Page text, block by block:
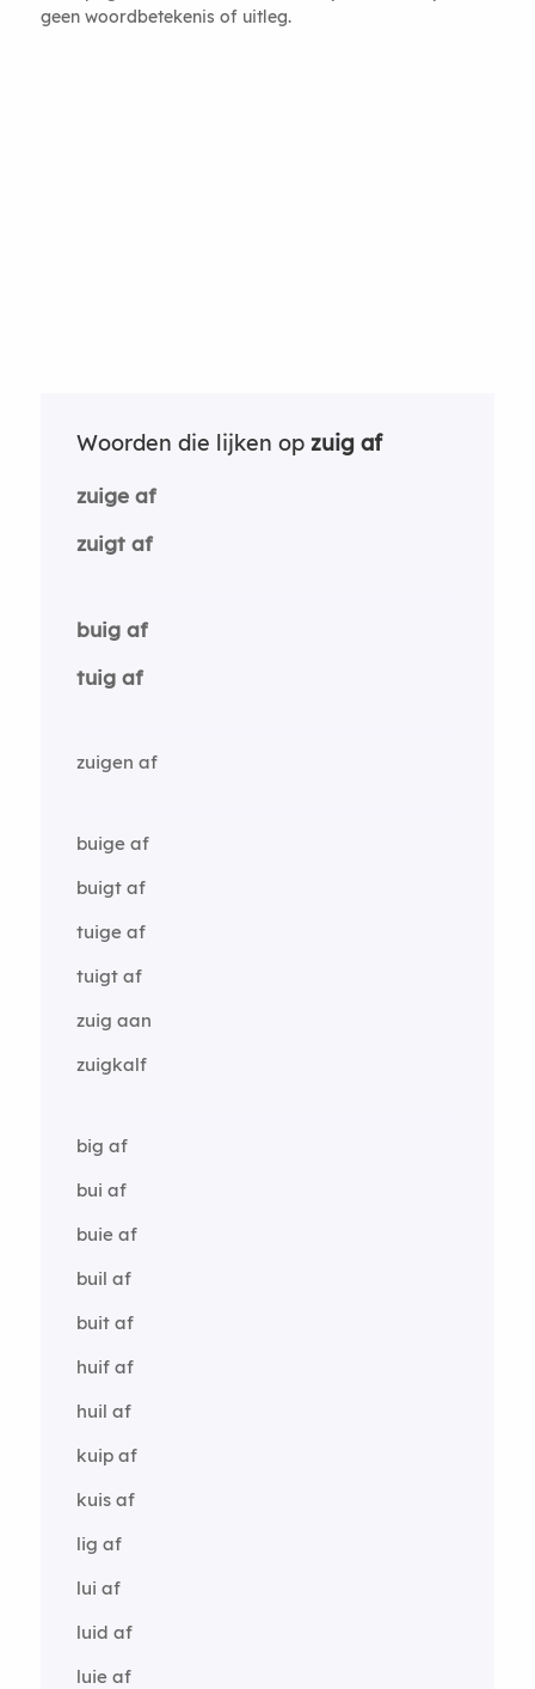
geen woordbetekenis of uitleg.
Woorden die lijken op zuig af
zuige af
zuigt af
buig af
tuig af
zuigen af
buige af
buigt af
tuige af
tuigt af
zuig aan
zuigkalf
big af
bui af
buie af
buil af
buit af
huif af
huil af
kuip af
kuis af
lig af
lui af
luid af
luie af